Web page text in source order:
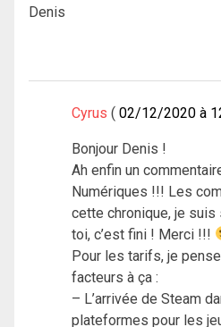
Denis
Cyrus 02/12/2020 à
Bonjour Denis !
Ah enfin un
Numériques !!! Les
cette chronique, je
toi, c’est fini ! Merci !!!
Pour les tarifs, je
facteurs à ça :
– L’arrivée de Steam
plateformes pour les